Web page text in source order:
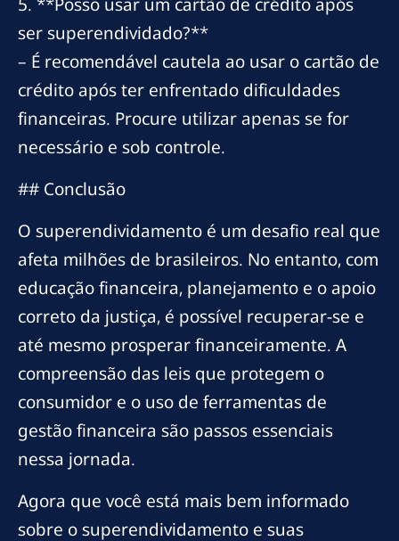
ser superendividado?**
– É recomendável cautela ao usar o cartão de
crédito após ter enfrentado dificuldades
financeiras. Procure utilizar apenas se for
necessário e sob controle.
## Conclusão
O superendividamento é um desafio real que
afeta milhões de brasileiros. No entanto, com
educação financeira, planejamento e o apoio
correto da justiça, é possível recuperar-se e
até mesmo prosperar financeiramente. A
compreensão das leis que protegem o
consumidor e o uso de ferramentas de
gestão financeira são passos essenciais
nessa jornada.
Agora que você está mais bem informado
sobre o superendividamento e suas